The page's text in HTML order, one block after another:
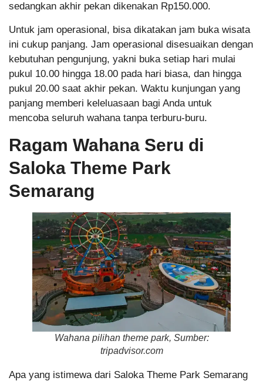
sedangkan akhir pekan dikenakan Rp150.000.
Untuk jam operasional, bisa dikatakan jam buka wisata
ini cukup panjang. Jam operasional disesuaikan dengan
kebutuhan pengunjung, yakni buka setiap hari mulai
pukul 10.00 hingga 18.00 pada hari biasa, dan hingga
pukul 20.00 saat akhir pekan. Waktu kunjungan yang
panjang memberi keleluasaan bagi Anda untuk
mencoba seluruh wahana tanpa terburu-buru.
Ragam Wahana Seru di
Saloka Theme Park
Semarang
Wahana pilihan theme park, Sumber:
tripadvisor.com
Apa yang istimewa dari Saloka Theme Park Semarang